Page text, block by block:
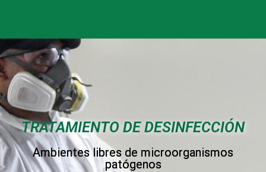
TRATAMIENTO DE DESINFECCIÓN
Ambientes libres de microorganismos
patógenos